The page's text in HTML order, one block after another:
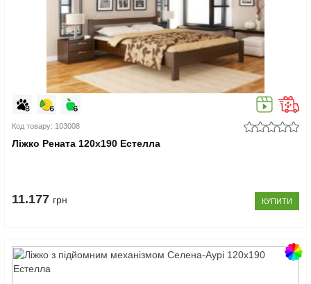
Код товару: 103008
Ліжко Рената 120x190 Естелла
11.177 грн КУПИТИ